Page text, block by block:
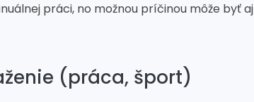
práci, no možnou príčinou môže byť aj
(práca, šport)